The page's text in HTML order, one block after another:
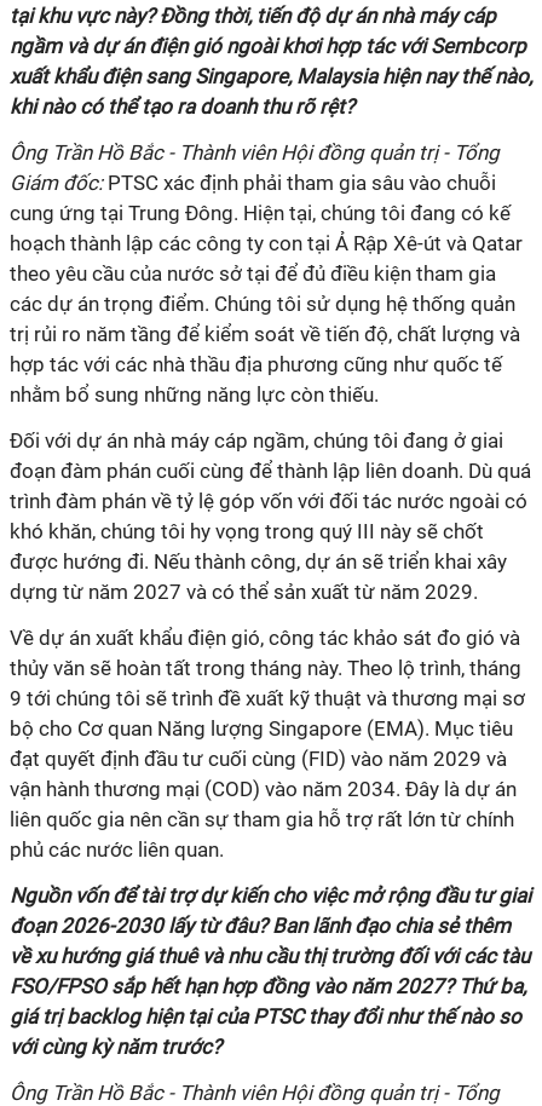
tại khu vực này? Đồng thời, tiến độ dự án nhà máy cáp
ngầm và dự án điện gió ngoài khơi hợp tác với Sembcorp
xuất khẩu điện sang Singapore, Malaysia hiện nay thế nào,
khi nào có thể tạo ra doanh thu rõ rệt?
Ông Trần Hồ Bắc - Thành viên Hội đồng quản trị - Tổng
Giám đốc: PTSC xác định phải tham gia sâu vào chuỗi
cung ứng tại Trung Đông. Hiện tại, chúng tôi đang có kế
hoạch thành lập các công ty con tại Ả Rập Xê-út và Qatar
theo yêu cầu của nước sở tại để đủ điều kiện tham gia
các dự án trọng điểm. Chúng tôi sử dụng hệ thống quản
trị rủi ro năm tầng để kiểm soát về tiến độ, chất lượng và
hợp tác với các nhà thầu địa phương cũng như quốc tế
nhằm bổ sung những năng lực còn thiếu.
Đối với dự án nhà máy cáp ngầm, chúng tôi đang ở giai
đoạn đàm phán cuối cùng để thành lập liên doanh. Dù quá
trình đàm phán về tỷ lệ góp vốn với đối tác nước ngoài có
khó khăn, chúng tôi hy vọng trong quý III này sẽ chốt
được hướng đi. Nếu thành công, dự án sẽ triển khai xây
dựng từ năm 2027 và có thể sản xuất từ năm 2029.
Về dự án xuất khẩu điện gió, công tác khảo sát đo gió và
thủy văn sẽ hoàn tất trong tháng này. Theo lộ trình, tháng
9 tới chúng tôi sẽ trình đề xuất kỹ thuật và thương mại sơ
bộ cho Cơ quan Năng lượng Singapore (EMA). Mục tiêu
đạt quyết định đầu tư cuối cùng (FID) vào năm 2029 và
vận hành thương mại (COD) vào năm 2034. Đây là dự án
liên quốc gia nên cần sự tham gia hỗ trợ rất lớn từ chính
phủ các nước liên quan.
Nguồn vốn để tài trợ dự kiến cho việc mở rộng đầu tư giai
đoạn 2026-2030 lấy từ đâu? Ban lãnh đạo chia sẻ thêm
về xu hướng giá thuê và nhu cầu thị trường đối với các tàu
FSO/FPSO sắp hết hạn hợp đồng vào năm 2027? Thứ ba,
giá trị backlog hiện tại của PTSC thay đổi như thế nào so
với cùng kỳ năm trước?
Ông Trần Hồ Bắc - Thành viên Hội đồng quản trị - Tổng